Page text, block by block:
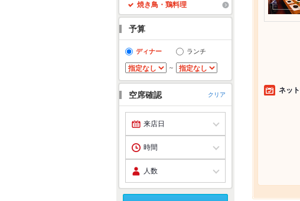
焼き鳥・鶏料理
予算
ディナー ランチ
～
空席確認 クリア
ネッ